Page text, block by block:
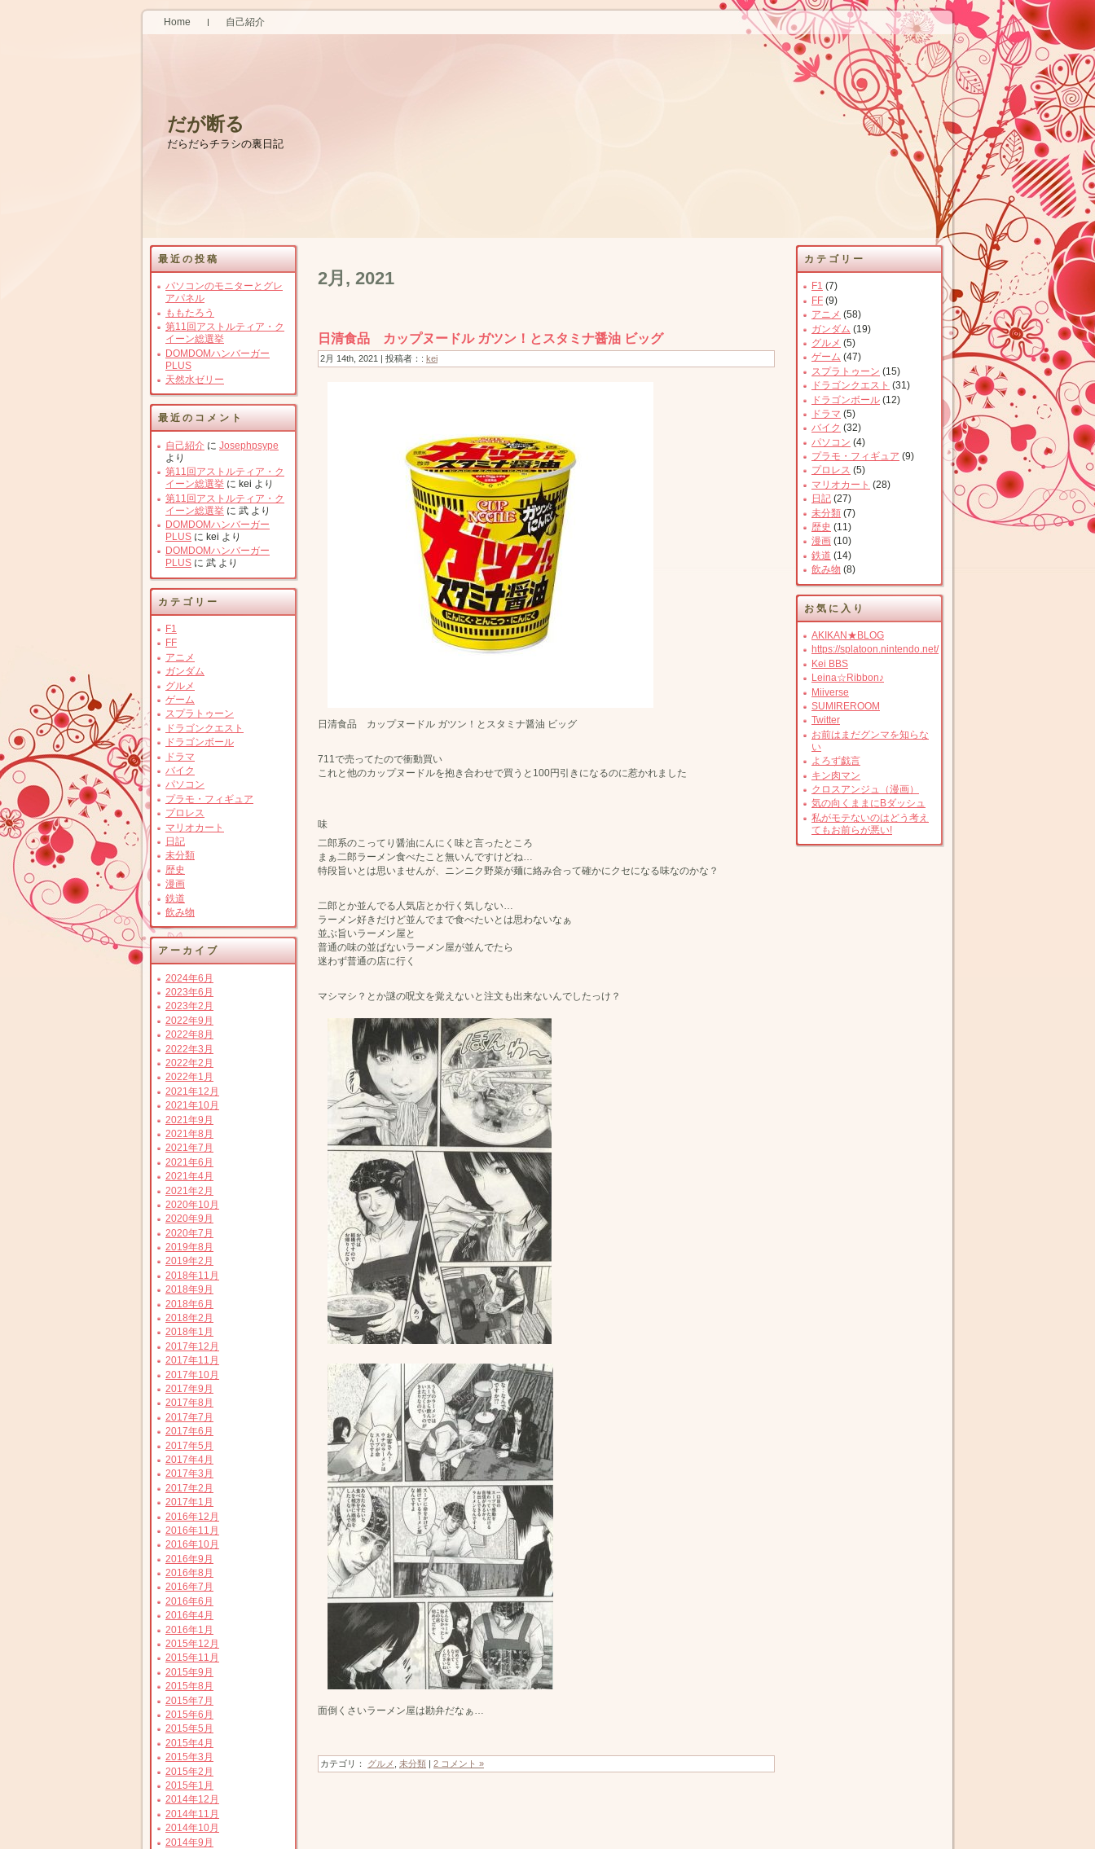
Home 自己紹介
だが断る
だらだらチラシの裏日記
最近の投稿
パソコンのモニターとグレ
アパネル
ももたろう
第11回アストルティア・ク
イーン総選挙
DOMDOMハンバーガー
PLUS
天然水ゼリー
最近のコメント
自己紹介 に Josephpsype
より
第11回アストルティア・ク
イーン総選挙 に kei より
第11回アストルティア・ク
イーン総選挙 に 武 より
DOMDOMハンバーガー
PLUS に kei より
DOMDOMハンバーガー
PLUS に 武 より
カテゴリー
F1
FF
アニメ
ガンダム
グルメ
ゲーム
スプラトゥーン
ドラゴンクエスト
ドラゴンボール
ドラマ
バイク
パソコン
プラモ・フィギュア
プロレス
マリオカート
日記
未分類
歴史
漫画
鉄道
飲み物
アーカイブ
2024年6月
2023年6月
2023年2月
2022年9月
2022年8月
2022年3月
2022年2月
2022年1月
2021年12月
2021年10月
2021年9月
2021年8月
2021年7月
2021年6月
2021年4月
2021年2月
2020年10月
2020年9月
2020年7月
2019年8月
2019年2月
2018年11月
2018年9月
2018年6月
2018年2月
2018年1月
2017年12月
2017年11月
2017年10月
2017年9月
2017年8月
2017年7月
2017年6月
2017年5月
2017年4月
2017年3月
2017年2月
2017年1月
2016年12月
2016年11月
2016年10月
2016年9月
2016年8月
2016年7月
2016年6月
2016年4月
2016年1月
2015年12月
2015年11月
2015年9月
2015年8月
2015年7月
2015年6月
2015年5月
2015年4月
2015年3月
2015年2月
2015年1月
2014年12月
2014年11月
2014年10月
2014年9月
2月, 2021
日清食品 カップヌードル ガツン！とスタミナ醤油 ビッグ
2月 14th, 2021 | 投稿者：: kei
日清食品 カップヌードル ガツン！とスタミナ醤油 ビッグ
711で売ってたので衝動買い
これと他のカップヌードルを抱き合わせで買うと100円引きになるのに惹かれました
味
二郎系のこってり醤油にんにく味と言ったところ
まぁ二郎ラーメン食べたこと無いんですけどね…
特段旨いとは思いませんが、ニンニク野菜が麺に絡み合って確かにクセになる味なのかな？
二郎とか並んでる人気店とか行く気しない…
ラーメン好きだけど並んでまで食べたいとは思わないなぁ
並ぶ旨いラーメン屋と
普通の味の並ばないラーメン屋が並んでたら
迷わず普通の店に行く
マシマシ？とか謎の呪文を覚えないと注文も出来ないんでしたっけ？
面倒くさいラーメン屋は勘弁だなぁ…
カテゴリ： グルメ 未分類 | 2 コメント »
カテゴリー
F1 (7)
FF (9)
アニメ (58)
ガンダム (19)
グルメ (5)
ゲーム (47)
スプラトゥーン (15)
ドラゴンクエスト (31)
ドラゴンボール (12)
ドラマ (5)
バイク (32)
パソコン (4)
プラモ・フィギュア (9)
プロレス (5)
マリオカート (28)
日記 (27)
未分類 (7)
歴史 (11)
漫画 (10)
鉄道 (14)
飲み物 (8)
お気に入り
AKIKAN★BLOG
https://splatoon.nintendo.net/
Kei BBS
Leina☆Ribbon♪
Miiverse
SUMIREROOM
Twitter
お前はまだグンマを知らな
い
よろず戯言
キン肉マン
クロスアンジュ（漫画）
気の向くままにBダッシュ
私がモテないのはどう考え
てもお前らが悪い!